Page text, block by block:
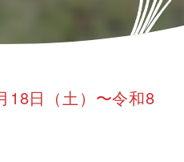
日（土）〜令和8